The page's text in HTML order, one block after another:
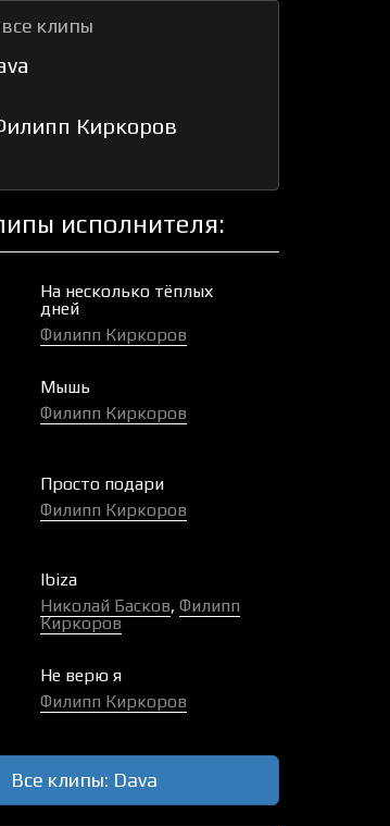
клипы
Киркоров
исполнителя:
На несколько тёплых
дней
Филипп Киркоров
Мышь
Филипп Киркоров
Просто подари
Филипп Киркоров
Ibiza
Николай Басков, Филипп
Киркоров
Не верю я
Филипп Киркоров
Все клипы: Dava